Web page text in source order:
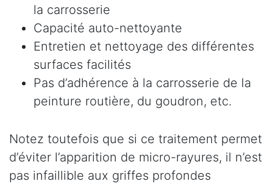
la carrosserie
Capacité auto-nettoyante
Entretien et nettoyage des différentes
surfaces facilités
Pas d’adhérence à la carrosserie de la
peinture routière, du goudron, etc.
Notez toutefois que si ce traitement permet
d’éviter l’apparition de micro-rayures, il n’est
pas infaillible aux griffes profondes